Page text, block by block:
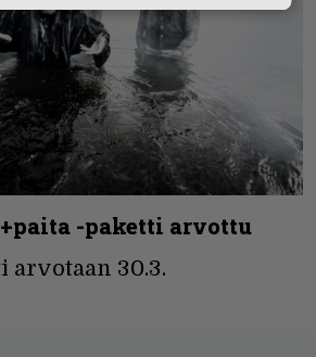
-paketti arvottu
arvotaan 30.3.